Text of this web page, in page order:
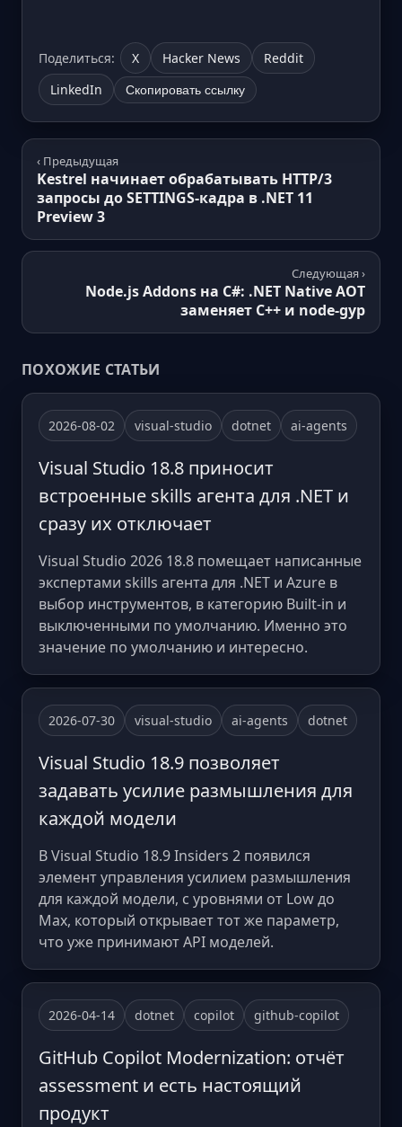
Поделиться: X Hacker News
Reddit
LinkedIn
Скопировать ссылку
‹ Предыдущая
Kestrel начинает обрабатывать HTTP/3
запросы до SETTINGS-кадра в .NET 11
Preview 3
Следующая ›
Node.js Addons на C#: .NET Native AOT
заменяет C++ и node-gyp
ПОХОЖИЕ СТАТЬИ
2026-08-02 visual-studio dotnet ai-agents
Visual Studio 18.8 приносит
встроенные skills агента для .NET и
сразу их отключает
Visual Studio 2026 18.8 помещает написанные
экспертами skills агента для .NET и Azure в
выбор инструментов, в категорию Built-in и
выключенными по умолчанию. Именно это
значение по умолчанию и интересно.
2026-07-30 visual-studio ai-agents dotnet
Visual Studio 18.9 позволяет
задавать усилие размышления для
каждой модели
В Visual Studio 18.9 Insiders 2 появился
элемент управления усилием размышления
для каждой модели, с уровнями от Low до
Max, который открывает тот же параметр,
что уже принимают API моделей.
2026-04-14 dotnet copilot github-copilot
GitHub Copilot Modernization: отчёт
assessment и есть настоящий
продукт